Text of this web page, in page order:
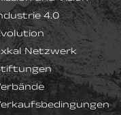
4.0
Netzwerk